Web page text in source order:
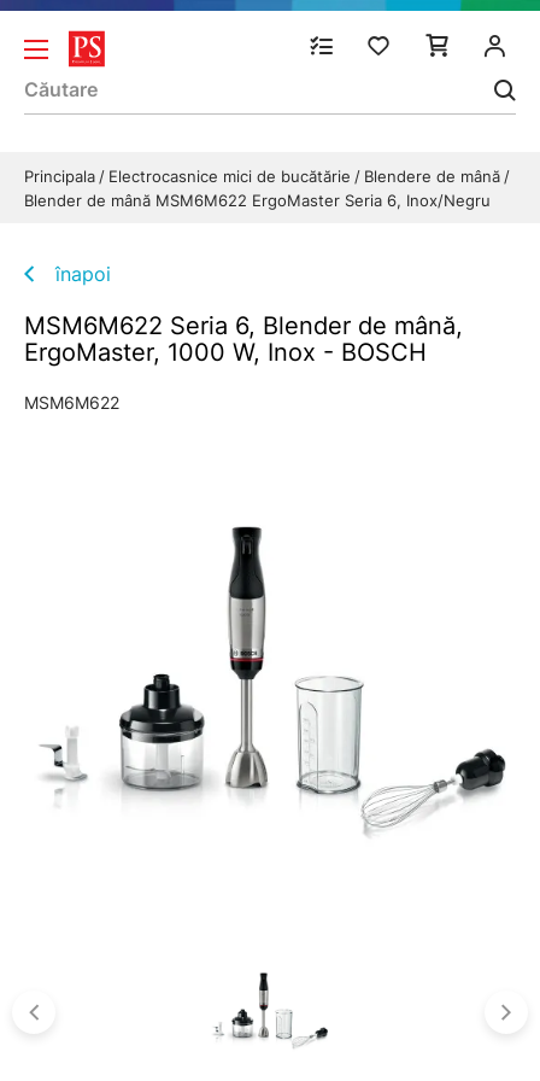
Principala Electrocasnice mici de bucătărie
Blendere de mână
Blender de mână MSM6M622 ErgoMaster Seria 6, Inox/Negru
înapoi
MSM6M622 Seria 6, Blender de mână,
ErgoMaster, 1000 W, Inox - BOSCH
MSM6M622